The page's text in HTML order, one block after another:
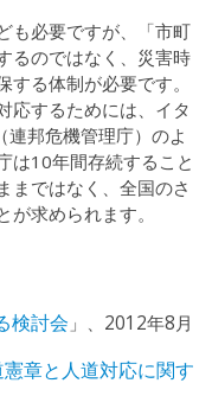
も必要ですが、「市町
るのではなく、災害時
る体制が必要です。
応するためには、イタ
連邦危機管理庁）のよ
は10年間存続すること
まではなく、全国のさ
求められます。
検討会 」、2012年8月
章と人道対応に関す